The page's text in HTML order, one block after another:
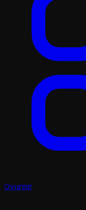
Oyunlar